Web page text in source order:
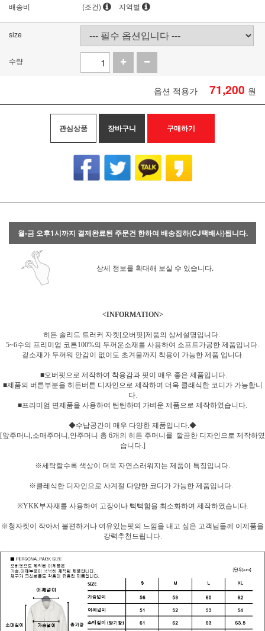
배송비
(조건) 지역별
size
수량
옵션 적용가 71,200 원
관심상품 장바구니 구매하기
월-금 오후1시까지 결제완료된 주문건 한하여 배송집하(CJ택배사)됩니다.
상세 정보를 확대해 보실 수 있습니다.
<INFORMATION>
히든 솔리드 트러커 자켓[오버핏]제품의 상세설명입니다.
5~6수의 프리미엄 코튼100%의 두꺼운소재를 사용하여 소프트가공한 제품입니다.
겉소재가 두꺼워 안감이 없이도 초겨울까지 착용이 가능한 제품 입니다.
■오버핏으로 제작하여 착용감과 핏이 매우 좋은 제품입니다.
■제품의 버튼부분을 히든버튼 디자인으로 제작하여 더욱 클래식한 코디가 가능합니
다.
■프리미엄 면제품을 사용하여 탄탄하며 가벼운 제품으로 제작하였습니다.
◆수납공간이 매우 다양한 제품입니다.◆
[앞주머니,소매주머니,안주머니 총 6개의 히든 주머니를 깔끔한 디자인으로 제작하였
습니다.]
※세탁할수록 색상이 더욱 자연스러워지는 제품이 특징입니다.
※클레식한 디자인으로 사계절 다양한 코디가 가능한 제품입니다.
※YKK부자재를 사용하여 고장이나 뻑뻑함을 최소화하여 제작하였습니다.
※청자켓이 작아서 불편하거나 여유있는핏의 느낌을 내고 싶은 고객님들께 이제품을
강력추천드립니다.